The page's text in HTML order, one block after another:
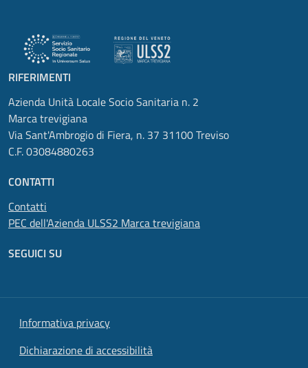
RIFERIMENTI
Azienda Unità Locale Socio Sanitaria n. 2
Marca trevigiana
Via Sant'Ambrogio di Fiera, n. 37 31100 Treviso
C.F. 03084880263
CONTATTI
Contatti
PEC dell'Azienda ULSS2 Marca trevigiana
SEGUICI SU
Informativa privacy
Dichiarazione di accessibilità